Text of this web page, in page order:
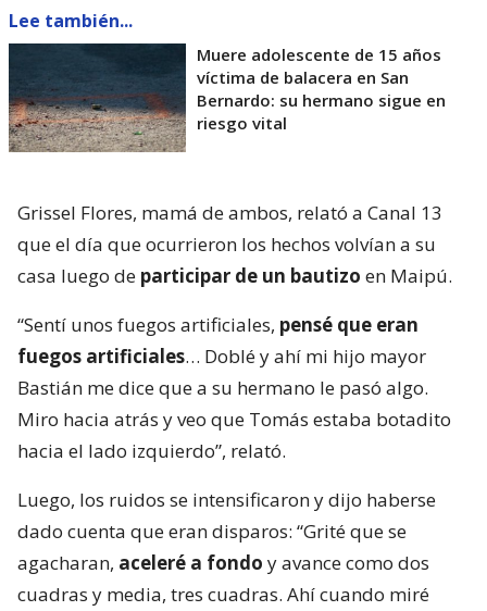
Lee también...
Muere adolescente de 15 años
víctima de balacera en San
Bernardo: su hermano sigue en
riesgo vital
Grissel Flores, mamá de ambos, relató a Canal 13
que el día que ocurrieron los hechos volvían a su
casa luego de participar de un bautizo en Maipú.
“Sentí unos fuegos artificiales, pensé que eran
fuegos artificiales… Doblé y ahí mi hijo mayor
Bastián me dice que a su hermano le pasó algo.
Miro hacia atrás y veo que Tomás estaba botadito
hacia el lado izquierdo”, relató.
Luego, los ruidos se intensificaron y dijo haberse
dado cuenta que eran disparos: “Grité que se
agacharan, aceleré a fondo y avance como dos
cuadras y media, tres cuadras. Ahí cuando miré